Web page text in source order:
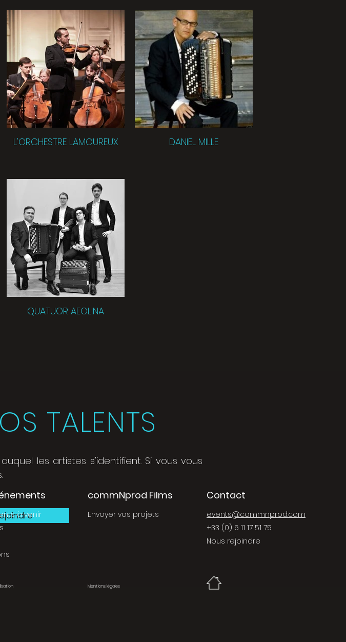
L'ORCHESTRE LAMOUREUX DANIEL MILLE
QUATUOR AEOLINA
TALENTS
les artistes s'identifient. Si vous vous
à venir
commNprod Films
Envoyer vos projets
Contact
events@commnprod.com
+33 (0) 6 11 17 51 75
Nous rejoindre
Mentions légales